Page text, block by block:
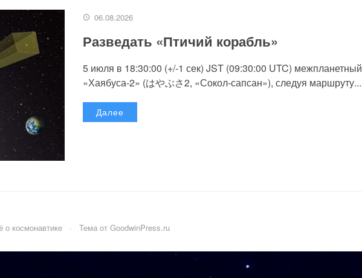
06.08.2026
Разведать «Птичий корабль»
5 июля в 18:30:00 (+/-1 сек) JST (09:30:00 UTC)
«Хаябуса-2» (はやぶさ2, «Сокол-сапсан»), следуя маршруту...
Далее
о космонавтике · Тема от GoodwinPress.ru